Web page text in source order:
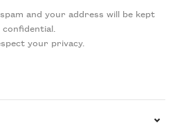
and your address will be kept
confidential.
your privacy.